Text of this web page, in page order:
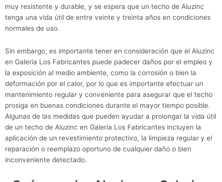
muy resistente y durable, y se espera que un techo de Aluzinc
tenga una vida útil de entre veinte y treinta años en condiciones
normales de uso.
Sin embargo, es importante tener en consideración que el Aluzinc
en Galeria Los Fabricantes puede padecer daños por el empleo y
la exposición al medio ambiente, como la corrosión o bien la
deformación por el calor, por lo que es importante efectuar un
mantenimiento regular y conveniente para asegurar que el techo
prosiga en buenas condiciones durante el mayor tiempo posible.
Algunas de las medidas que pueden ayudar a prolongar la vida útil
de un techo de Aluzinc en Galeria Los Fabricantes incluyen la
aplicación de un revestimiento protectivo, la limpieza regular y el
reparación o reemplazo oportuno de cualquier daño o bien
inconveniente detectado.